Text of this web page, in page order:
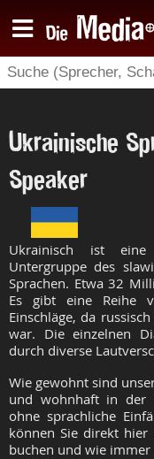
Ukrainische
Speaker
Ukrainisch ist eine
Untergruppe des
Sprachen. Etwa 32
Es gibt eine Reihe
Einschläge, da
war. Die einzelnen
durch diverse
Wie gewohnt sind
und wohnhaft in der
ohne sprachliche
können Sie direkt hier
buchen und wie